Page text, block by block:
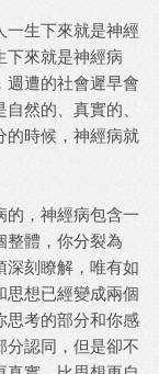
生下來就是神經
下來就是神經病
週遭的社會遲早會
然的、真實的、
的時候，神經病就
，神經病包含一
整體，你分裂為
深刻瞭解，唯有如
思想已經變成兩個
思考的部分和你感
分認同，但是卻不